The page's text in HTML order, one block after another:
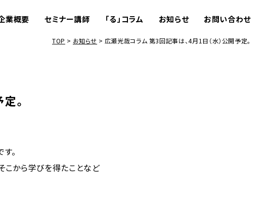
業概要 セミナー講師 「る」コラム お知らせ お問い合わせ
TOP お知らせ 広瀬光哉コラム 第3回記事は、4月1日（水）公開予定。
。
。
こから学びを得たことなど